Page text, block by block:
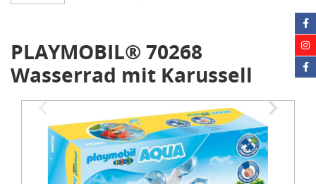
PLAYMOBIL® 70268
Wasserrad mit Karussell